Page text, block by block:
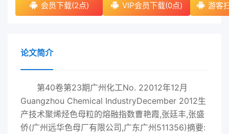
会员下载(2点) VIP会员下载(0点) 游客
论文简介
第40卷第23期广州化工No. 22012年12月
Guangzhou Chemical IndustryDecember 2012生
产技术聚烯烃色母粒的熔融指数曹艳霞,张廷丰,张盛
侨(广州远华色母厂有限公司,广东广州511356)摘要: